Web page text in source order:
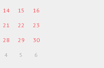
14 15 16
21 22 23
28 29 30
4 5 6